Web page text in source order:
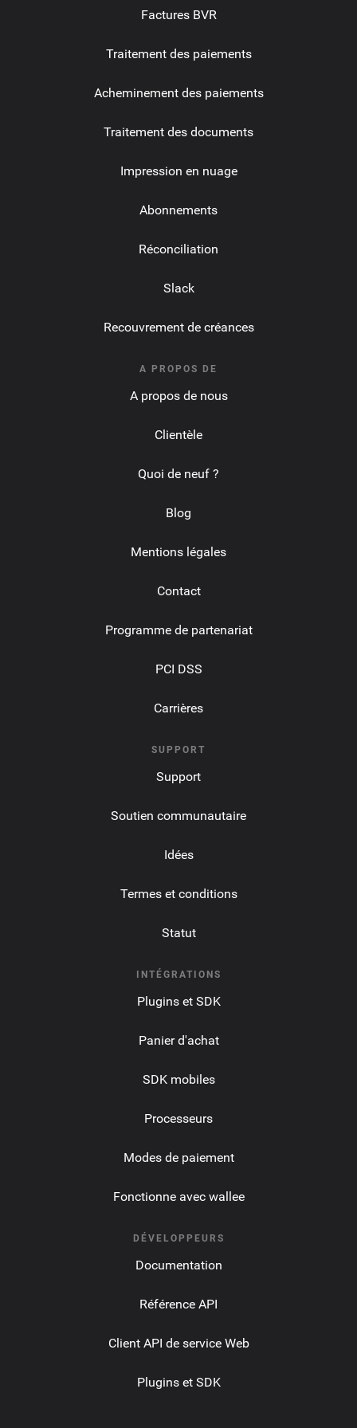
Factures BVR
Traitement des paiements
Acheminement des paiements
Traitement des documents
Impression en nuage
Abonnements
Réconciliation
Slack
Recouvrement de créances
A PROPOS DE
A propos de nous
Clientèle
Quoi de neuf ?
Blog
Mentions légales
Contact
Programme de partenariat
PCI DSS
Carrières
SUPPORT
Support
Soutien communautaire
Idées
Termes et conditions
Statut
INTÉGRATIONS
Plugins et SDK
Panier d'achat
SDK mobiles
Processeurs
Modes de paiement
Fonctionne avec wallee
DÉVELOPPEURS
Documentation
Référence API
Client API de service Web
Plugins et SDK